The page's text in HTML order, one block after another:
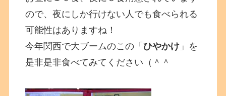
ので、夜にしか行けない人でも食べられる
可能性はありますね！
今年関西で大ブームのこの「ひやかけ 」を
是非是非食べてみてください（＾＾